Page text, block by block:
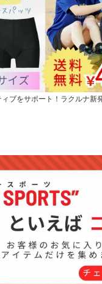
ブをサポート！ラクルナ新